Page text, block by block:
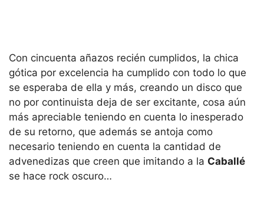
Con cincuenta añazos recién cumplidos, la chica
gótica por excelencia ha cumplido con todo lo que
se esperaba de ella y más, creando un disco que
no por continuista deja de ser excitante, cosa aún
más apreciable teniendo en cuenta lo inesperado
de su retorno, que además se antoja como
necesario teniendo en cuenta la cantidad de
advenedizas que creen que imitando a la Caballé
se hace rock oscuro…